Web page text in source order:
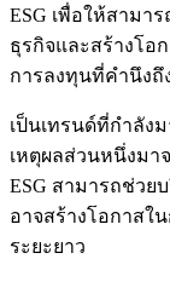
ESG เพื่อให้สามา
ธุรกิจและสร้างโอ
การลงทุนที่คำนึงถึง
เป็นเทรนด์ที่กำลัง
เหตุผลส่วนหนึ่งมา
ESG สามารถช่วย
อาจสร้างโอกาสใ
ระยะยาว